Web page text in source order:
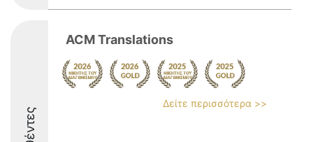
ACM Translations
Δείτε περισσότερα >>